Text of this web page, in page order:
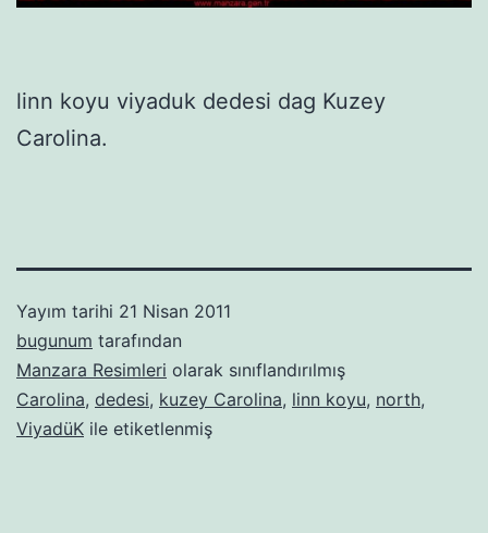
linn koyu viyaduk dedesi dag Kuzey
Carolina.
Yayım tarihi 21 Nisan 2011
bugunum tarafından
Manzara Resimleri olarak sınıflandırılmış
Carolina, dedesi, kuzey Carolina, linn koyu, north,
ViyadüK ile etiketlenmiş